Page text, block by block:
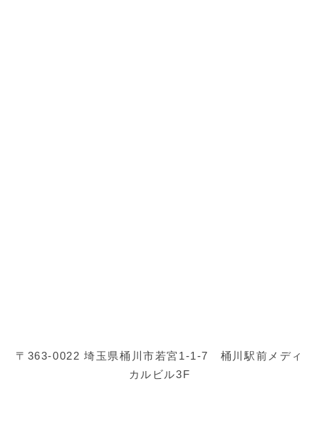
〒363-0022 埼玉県桶川市若宮1-1-7 桶川駅前メディ
カルビル3F